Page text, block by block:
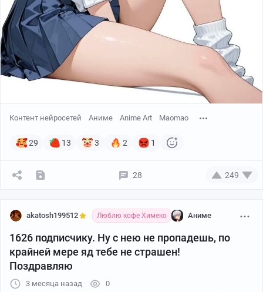
Контент нейросетей Аниме Anime Art Maomao
29 13 3 2 1
28 249
akatosh199512 Люблю кофе Химеко Аниме
1626 подписчику. Ну с нею не пропадешь, по
крайней мере яд тебе не страшен!
Поздравляю
3 месяца назад 0